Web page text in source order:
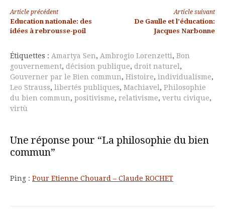
Lire
la
suite
Article précédent
Education nationale: des
idées à rebrousse-poil
Article suivant
De Gaulle et l’éducation:
Jacques Narbonne
Étiquettes : Amartya Sen, Ambrogio Lorenzetti, Bon
gouvernement, décision publique, droit naturel ,
Gouverner par le Bien commun, Histoire, individualisme,
Leo Strauss, libertés publiques, Machiavel , Philosophie
du bien commun, positivisme, relativisme, vertu civique,
virtù
Une réponse pour “La philosophie du bien
commun”
Ping : Pour Etienne Chouard – Claude ROCHET